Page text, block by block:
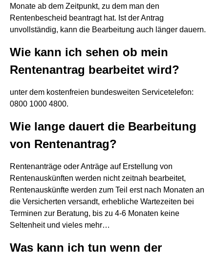
Monate ab dem Zeitpunkt, zu dem man den
Rentenbescheid beantragt hat. Ist der Antrag
unvollständig, kann die Bearbeitung auch länger dauern.
Wie kann ich sehen ob mein
Rentenantrag bearbeitet wird?
unter dem kostenfreien bundesweiten Servicetelefon:
0800 1000 4800.
Wie lange dauert die Bearbeitung
von Rentenantrag?
Rentenanträge oder Anträge auf Erstellung von
Rentenauskünften werden nicht zeitnah bearbeitet,
Rentenauskünfte werden zum Teil erst nach Monaten an
die Versicherten versandt, erhebliche Wartezeiten bei
Terminen zur Beratung, bis zu 4-6 Monaten keine
Seltenheit und vieles mehr…
Was kann ich tun wenn der